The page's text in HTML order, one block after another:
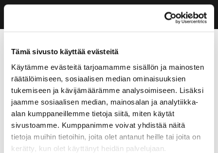
Tämä sivusto käyttää evästeitä
Käytämme evästeitä tarjoamamme sisällön ja mainosten
räätälöimiseen, sosiaalisen median ominaisuuksien
tukemiseen ja kävijämäärämme analysoimiseen. Lisäksi
jaamme sosiaalisen median, mainosalan ja analytiikka-
alan kumppaneillemme tietoja siitä, miten käytät
sivustoamme. Kumppanimme voivat yhdistää näitä
tietoja muihin tietoihin, joita olet antanut heille tai joita on
kerätty, kun olet käyttänyt heidän palvelujaan.